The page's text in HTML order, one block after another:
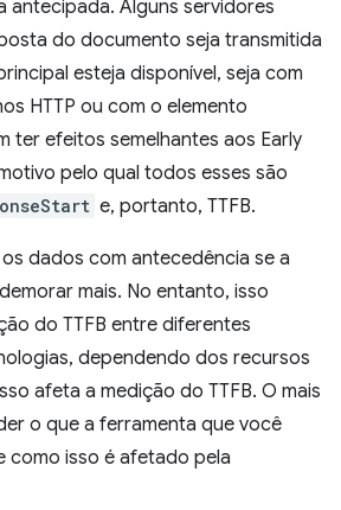
antecipada. Alguns servidores
do documento seja transmitida
esteja disponível, seja com
HTTP ou com o elemento
ter efeitos semelhantes aos Early
pelo qual todos esses são
e, portanto, TTFB.
dados com antecedência se a
mais. No entanto, isso
do TTFB entre diferentes
dependendo dos recursos
afeta a medição do TTFB. O mais
o que a ferramenta que você
como isso é afetado pela